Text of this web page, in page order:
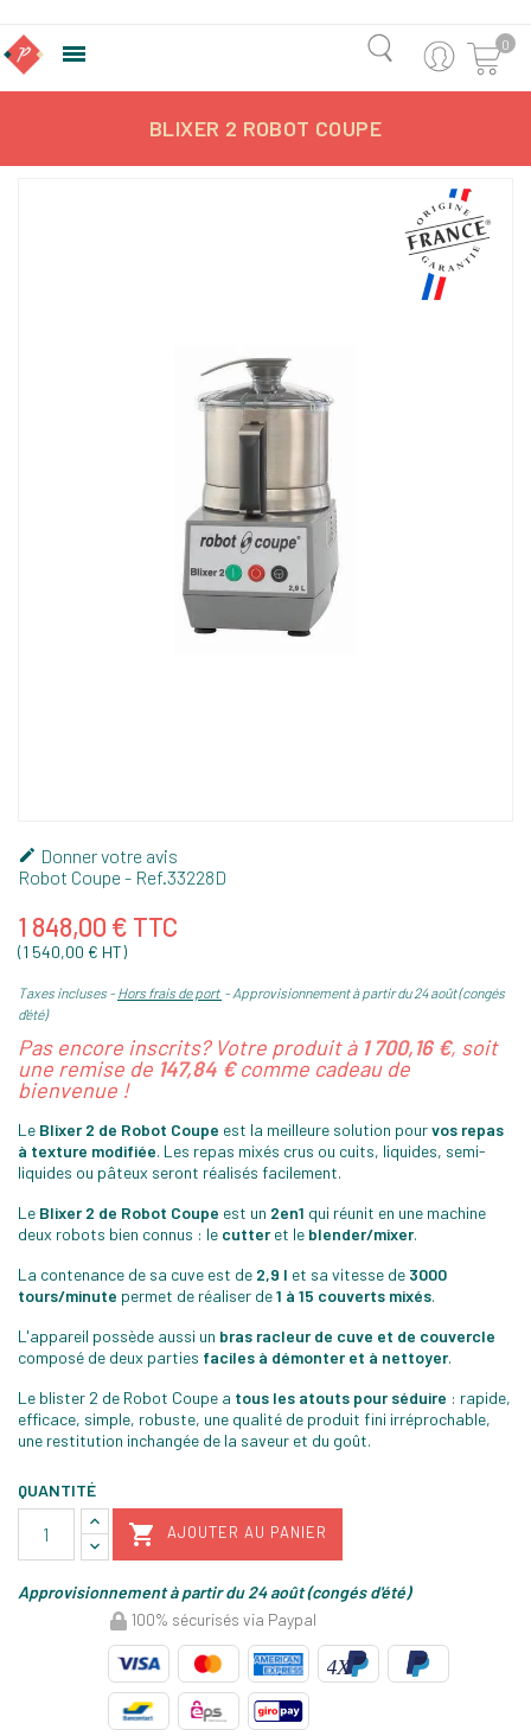
 0
BLIXER 2 ROBOT COUPE
 Donner votre avis
Robot Coupe - Ref. 33228D
1 848,00 € TTC
(1 540,00 € HT)
Taxes incluses Hors frais de port
Approvisionnement à partir du 24 août (congés
d'été)
Pas encore inscrits? Votre produit à 1 700,16 €, soit
une remise de 147,84 €comme cadeau de
bienvenue !
Le Blixer 2 de Robot Coupe est la meilleure solution pourvos repas
à texture modifiée. Les repas mixés crus ou cuits, liquides, semi-
liquides ou pâteux seront réalisés facilement.
Le Blixer 2 de Robot Coupe est un 2en1 qui réunit en une machine
deux robots bien connus : le cutteret le blender/mixer.
La contenance de sa cuve est de 2,9 l et sa vitesse de 3000
tours/minute permet de réaliser de1 à 15 couverts mixés.
L'appareil possède aussi un bras racleur de cuve et de couvercle
composé de deux parties faciles à démonter et à nettoyer.
Le blister 2 de Robot Coupe a tous les atouts pour séduire : rapide,
efficace, simple, robuste, une qualité de produit fini irréprochable,
une restitution inchangée de la saveur et du goût.
QUANTITÉ
 AJOUTER AU PANIER
Approvisionnement à partir du 24 août (congés d'été)
100% sécurisés via Paypal